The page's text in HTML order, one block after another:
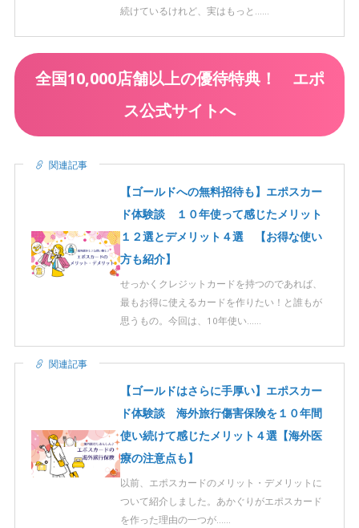
続けているけれど、実はもっと……
全国10,000店舗以上の優待特典！ エポ
ス公式サイトへ
関連記事
【ゴールドへの無料招待も】エポスカー
ド体験談 １０年使って感じたメリット
１２選とデメリット４選 【お得な使い
方も紹介】
せっかくクレジットカードを持つのであれば、
最もお得に使えるカードを作りたい！と誰もが
思うもの。今回は、10年使い……
関連記事
【ゴールドはさらに手厚い】エポスカー
ド体験談 海外旅行傷害保険を１０年間
使い続けて感じたメリット４選【海外医
療の注意点も】
以前、エポスカードのメリット・デメリットに
ついて紹介しました。あかぐりがエポスカード
を作った理由の一つが……